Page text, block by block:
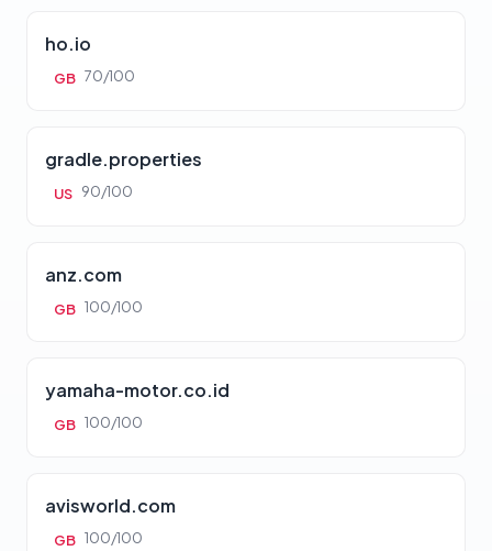
ho.io
GB 70/100
gradle.properties
US 90/100
anz.com
GB 100/100
yamaha-motor.co.id
GB 100/100
avisworld.com
GB 100/100